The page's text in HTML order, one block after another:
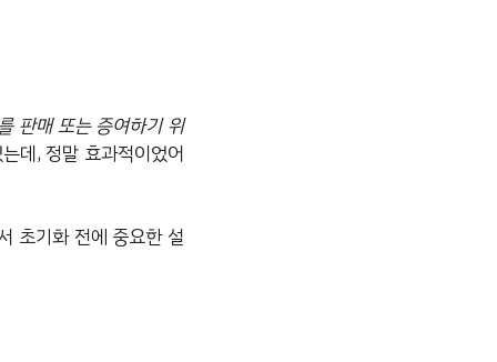
판매 또는 증여하기 위
데, 정말 효과적이었어
초기화 전에 중요한 설